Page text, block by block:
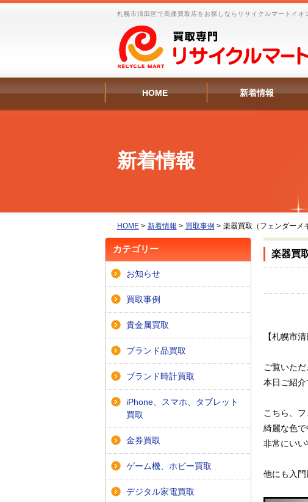
札幌市清田区で高価買取店をお探しならリサイクルマートイオ
HOME 新着情報
新着情報
HOME> 新着情報 > 買取事例 > 楽器買取（フェンダーメ
楽器買
【札幌市
ご覧いただ
本日ご紹介
こちら、
綺麗な色で
非常にいい
他にも入
カテゴリー
お知らせ
買取事例
貴金属買取
ブランド品買取
ブランド時計買取
iPhone、スマホ、タブレット
買取
金券買取
ゲーム機、ホビー買取
デジタル家電買取